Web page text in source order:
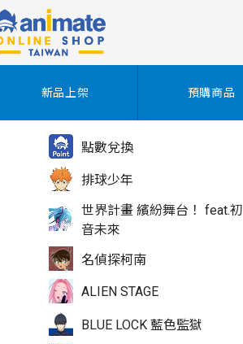
點數兌換
排球少年
世界計畫 繽紛舞台！ feat.初
音未來
名偵探柯南
ALIEN STAGE
BLUE LOCK 藍色監獄
新品上架 預購商品